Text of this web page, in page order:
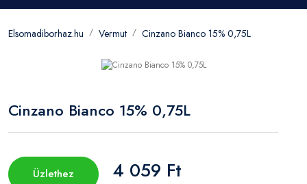
Elsomadiborhaz.hu Vermut Cinzano Bianco 15% 0,75L
Cinzano Bianco 15% 0,75L
Üzlethez 4 059 Ft